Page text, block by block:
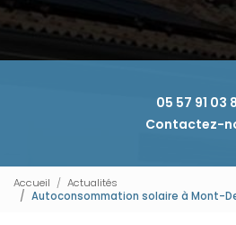
05 57 91 03
Contactez-
Accueil
Actualités
Autoconsommation solaire à Mont-